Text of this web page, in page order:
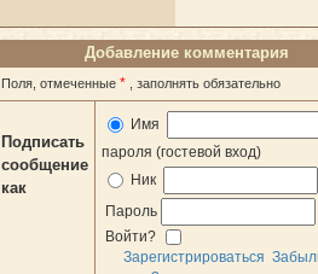
Добавление комментария
Поля, отмеченные * , заполнять обязательно
Подписать
сообщение
как
Имя
пароля (гостевой вход)
Ник
Пароль
Войти?
Зарегистрироваться